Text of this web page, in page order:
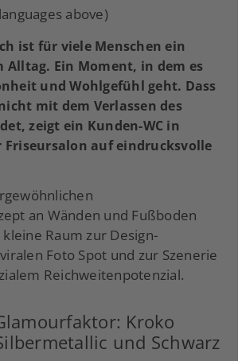
above)
ist für viele Menschen ein
Alltag. Ein Moment, in dem es
und Wohlgefühl geht. Dass
mit dem Verlassen des
zeigt ein Kunden-WC in
Friseursalon auf eindrucksvolle
an Wänden und Fußboden
Raum zur Design-
Foto Spot und zur Szenerie
Reichweitenpotenzial.
Kroko
und Schwarz